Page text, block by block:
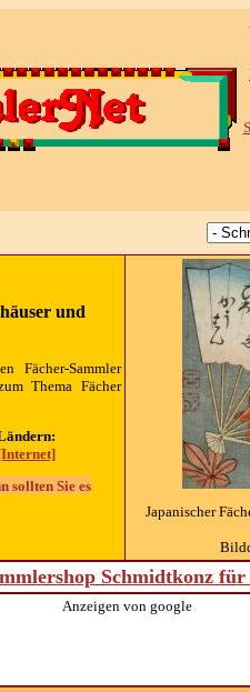
und
Fächer-Sammler
Thema Fächer
sollten Sie es
Japanischer
Schmidtkonz
Anzeigen von google